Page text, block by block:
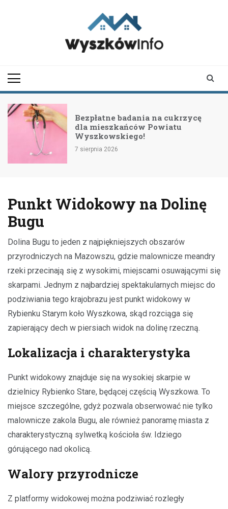
Bezpłatne badania na cukrzycę
dla mieszkańców Powiatu
Wyszkowskiego!
7 sierpnia 2026
Punkt Widokowy na Dolinę
Bugu
Dolina Bugu to jeden z najpiękniejszych obszarów
przyrodniczych na Mazowszu, gdzie malownicze meandry
rzeki przecinają się z wysokimi, miejscami osuwającymi się
skarpami. Jednym z najbardziej spektakularnych miejsc do
podziwiania tego krajobrazu jest punkt widokowy w
Rybienku Starym koło Wyszkowa, skąd rozciąga się
zapierający dech w piersiach widok na dolinę rzeczną.
Lokalizacja i charakterystyka
Punkt widokowy znajduje się na wysokiej skarpie w
dzielnicy Rybienko Stare, będącej częścią Wyszkowa. To
miejsce szczególne, gdyż pozwala obserwować nie tylko
malownicze zakola Bugu, ale również panoramę miasta z
charakterystyczną sylwetką kościoła św. Idziego
górującego nad okolicą.
Walory przyrodnicze
Z platformy widokowej można podziwiać rozległy